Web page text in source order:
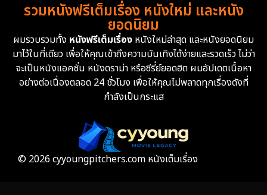
รวมหนังฟรีเต็มเรื่อง หนังใหม่ และหนัง
ยอดนิยม
ผมรวบรวมทั้ง หนังฟรีเต็มเรื่อง หนังใหม่ล่าสุด และหนังยอดนิยม
มาไว้ในที่เดียว เพื่อให้คุณเข้าถึงความบันเทิงได้ง่ายและรวดเร็ว ไม่ว่า
จะเป็นหนังแอคชั่น หนังดราม่า หรือซีรี่ย์ยอดฮิต ผมอัปเดตเนื้อหา
อย่างต่อเนื่องตลอด 24 ชั่วโมง เพื่อให้คุณไม่พลาดทุกเรื่องดังที่
กำลังเป็นกระแส
© 2026 cyyoungpitchers.com หนังเต็มเรื่อง